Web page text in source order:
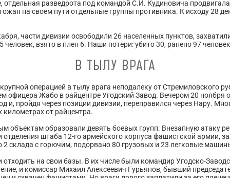
отдельная разведрота под командой С.И. Кудиновича
на своем пути отдельные группы противника. К исходу 28
части дивизии освободили 26 населенных пунктов,
человек, взято в плен 6. Наши потери: убито 30, ранено 97
В ТЫЛУ ВРАГА
операцией в тылу врага неподалеку от Стремиловского
офицера Жабо в райцентре Угодский Завод. Вечером 20 ноября
и, пройдя через позиции дивизии, переправился через Нару.
от райцентра.
объектам образовали девять боевых групп. Внезапную атаку
штаба 12-го армейского корпуса фашистской армии,
2 склада с горючим, подорвано 80 грузовых и 23 легковые
на свои базы. В их числе были командир Угодско-
и комиссар Михаил Алексеевич Гурьянов, бывший